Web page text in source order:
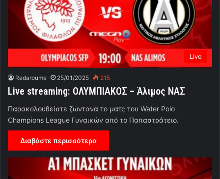
Live
Redaroume 25/01/2025 215
Live streaming: ΟΛΥΜΠΙΑΚΟΣ – Άλιμος ΝΑΣ
Παρακολουθείστε ζωντανά το ματς του Water Polo
Champions League Γυναικών από το Παπαστράτειο.
Διαβάστε περισσότερα